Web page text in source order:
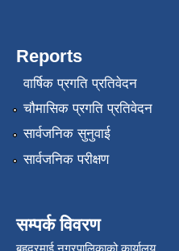
Reports
वार्षिक प्रगति प्रतिवेदन
चौमासिक प्रगति प्रतिवेदन
सार्वजनिक सुनुवाई
सार्वजनिक परीक्षण
सम्पर्क विवरण
बहुदरमाई नगरपालिकाको कार्यालय